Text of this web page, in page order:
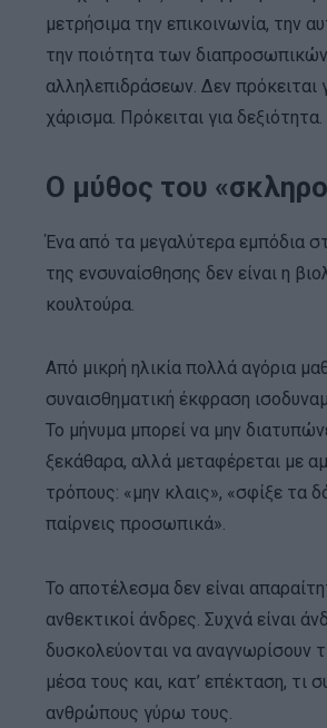
μετρήσιμα την επικοινωνία, την
την ποιότητα των διαπροσωπικών
αλληλεπιδράσεων. Δεν πρόκειται
χάρισμα. Πρόκειται για δεξιότητα.
Ο μύθος του
Ένα από τα μεγαλύτερα εμπόδια
της ενσυναίσθησης δεν είναι η
κουλτούρα.
Από μικρή ηλικία πολλά αγόρια
συναισθηματική έκφραση
Το μήνυμα μπορεί να μην
ξεκάθαρα, αλλά μεταφέρεται με
τρόπους: «μην κλαις», «σφίξε τα
παίρνεις προσωπικά».
Το αποτέλεσμα δεν είναι
ανθεκτικοί άνδρες. Συχνά είναι
δυσκολεύονται να αναγνωρίσουν
μέσα τους και, κατ’ επέκταση, τι
ανθρώπους γύρω τους.